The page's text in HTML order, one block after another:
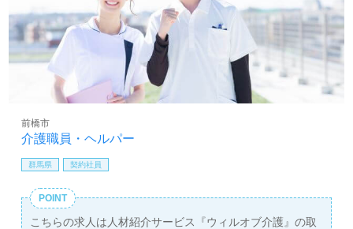
介護職員・ヘルパー
前橋市
群馬県 契約社員
POINT
こちらの求人は人材紹介サービス『ウィルオブ介護』の取